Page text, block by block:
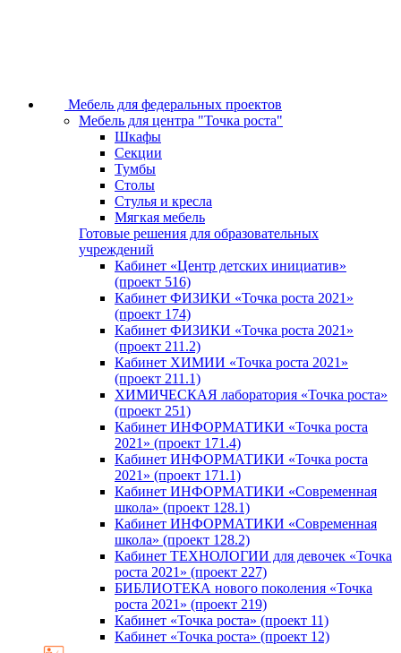
Мебель для федеральных проектов
Мебель для центра "Точка роста"
Шкафы
Секции
Тумбы
Столы
Стулья и кресла
Мягкая мебель
Готовые решения для образовательных
учреждений
Кабинет «Центр детских инициатив»
(проект 516)
Кабинет ФИЗИКИ «Точка роста 2021»
(проект 174)
Кабинет ФИЗИКИ «Точка роста 2021»
(проект 211.2)
Кабинет ХИМИИ «Точка роста 2021»
(проект 211.1)
ХИМИЧЕСКАЯ лаборатория «Точка роста»
(проект 251)
Кабинет ИНФОРМАТИКИ «Точка роста
2021» (проект 171.4)
Кабинет ИНФОРМАТИКИ «Точка роста
2021» (проект 171.1)
Кабинет ИНФОРМАТИКИ «Современная
школа» (проект 128.1)
Кабинет ИНФОРМАТИКИ «Современная
школа» (проект 128.2)
Кабинет ТЕХНОЛОГИИ для девочек «Точка
роста 2021» (проект 227)
БИБЛИОТЕКА нового поколения «Точка
роста 2021» (проект 219)
Кабинет «Точка роста» (проект 11)
Кабинет «Точка роста» (проект 12)